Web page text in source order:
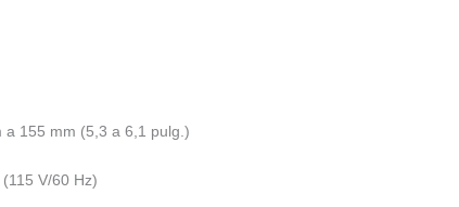
155 mm (5,3 a 6,1 pulg.)
V/60 Hz)